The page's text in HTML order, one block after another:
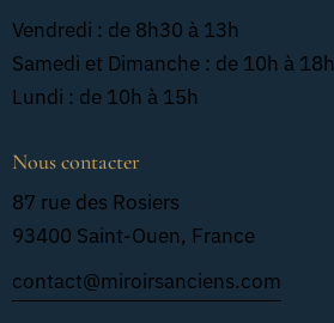
Vendredi : de 8h30 à 13h
Samedi et Dimanche : de 10h à 18h
Lundi : de 10h à 15h
Nous contacter
87 rue des Rosiers
93400 Saint-Ouen, France
contact@miroirsanciens.com